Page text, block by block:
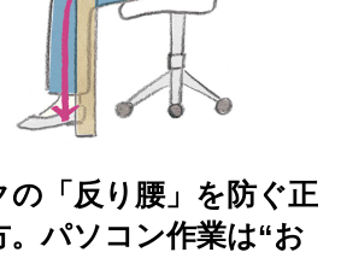
の「反り腰」を防ぐ正
。パソコン作業は“お